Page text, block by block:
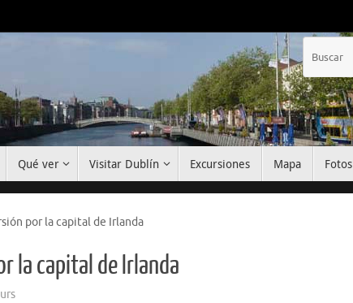
Qué ver Visitar Dublín Excursiones Mapa Fotos
por la capital de Irlanda
la capital de Irlanda